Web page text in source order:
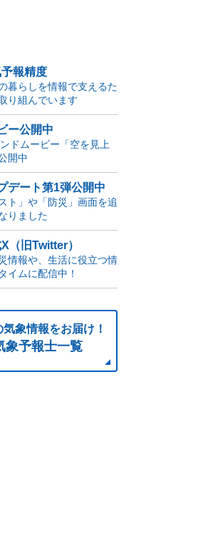
報精度
暮らしを情報で支えるた
り組んでいます
ー公開中
ドムービー「空を見上
開中
デート第1弾公開中
ト」や「防災」画面を追
りました
（旧Twitter）
情報や、生活に役立つ情
イムに配信中！
象情報をお届け！
象予報士一覧